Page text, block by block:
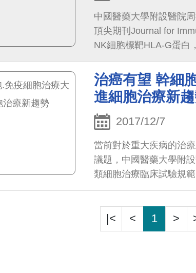
中國醫藥大學附設醫院
頂尖期刊Journal for
NK細胞標靶HLA-G蛋白
免疫活化訊號，達到治
治癌有望 幹細
進細胞治療新
2017/12/7
當前對於重大疾病的治
議題，中國醫藥大學附
類細胞治療臨床試驗規
|< < 1 >